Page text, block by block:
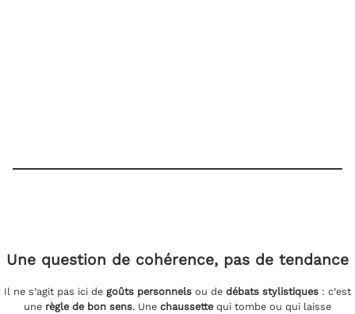
Une question de cohérence, pas de tendance
Il ne s’agit pas ici de goûts personnels ou de débats stylistiques : c’est
une règle de bon sens. Une chaussettequi tombe ou qui laisse